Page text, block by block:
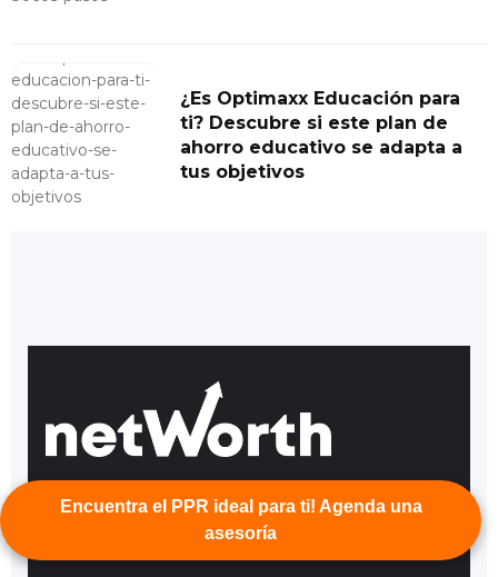
Encuentra el PPR ideal para ti! Agenda una
asesoría
¿Es Optimaxx Educación para
ti? Descubre si este plan de
ahorro educativo se adapta a
tus objetivos
Hidalgo, 11300 Ciudad de México, CDMX.
Agente de Seguros: NWC Agente de Seguros